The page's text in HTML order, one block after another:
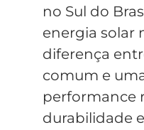
no Sul do
energia solar
diferença
comum e
performance
durabilidade